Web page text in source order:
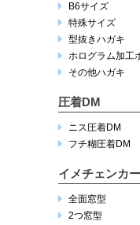
B6サイズ
特殊サイズ
型抜きハガキ
ホログラム加工
その他ハガキ
圧着DM
ニス圧着DM
フチ糊圧着DM
イメチェンカ
全面窓型
2つ窓型